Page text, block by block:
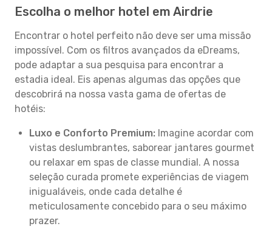
Escolha o melhor hotel em Airdrie
Encontrar o hotel perfeito não deve ser uma missão
impossível. Com os filtros avançados da eDreams,
pode adaptar a sua pesquisa para encontrar a
estadia ideal. Eis apenas algumas das opções que
descobrirá na nossa vasta gama de ofertas de
hotéis:
Luxo e Conforto Premium: Imagine acordar com
vistas deslumbrantes, saborear jantares gourmet
ou relaxar em spas de classe mundial. A nossa
seleção curada promete experiências de viagem
inigualáveis, onde cada detalhe é
meticulosamente concebido para o seu máximo
prazer.